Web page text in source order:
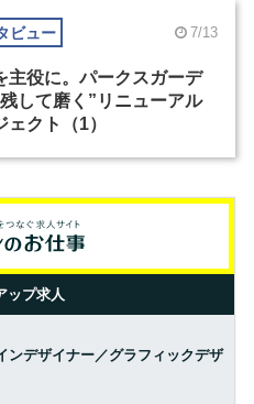
ビュー 7/13
主役に。パークスガーデ
して磨く”リニューアル
ェクト（1）
ップ求人
ンデザイナー／グラフィックデザ